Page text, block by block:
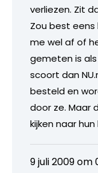
verliezen. Zit
Zou best eens
me wel af of
gemeten is
scoort dan
besteld en
door ze. Maar
kijken naar
9 juli 2009 om